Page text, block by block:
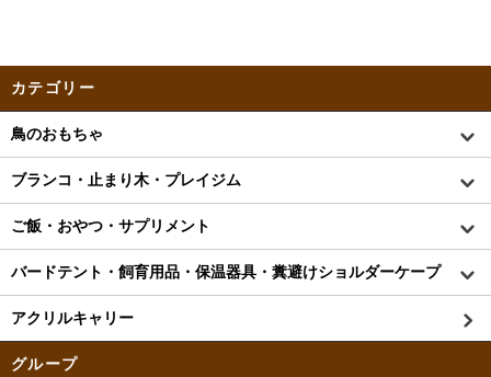
カテゴリー
鳥のおもちゃ
ブランコ・止まり木・プレイジム
ご飯・おやつ・サプリメント
バードテント・飼育用品・保温器具・糞避けショルダーケープ
アクリルキャリー
グループ